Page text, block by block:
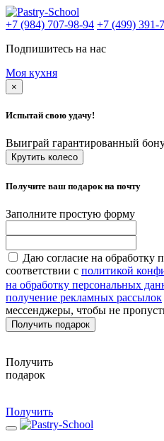
+7 (984) 707-98-94 +7 (499) 391-
Подпишитесь на нас
Моя кухня
×
Испытай свою удачу!
Выиграй гарантированный
Крутить колесо
Получите ваш подарок на почту
Заполните простую форму
Даю согласие на обработку
соответствии с политикой
на обработку персональных
получение рекламных рассылок
мессенджеры, чтобы не
Получить подарок
Получить
подарок
Получить